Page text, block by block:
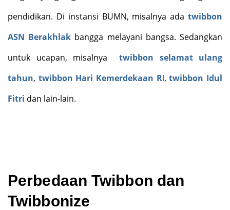
pendidikan. Di instansi BUMN, misalnya ada twibbon
ASN Berakhlak bangga melayani bangsa. Sedangkan
untuk ucapan, misalnya
twibbon selamat ulang
tahun, twibbon Hari Kemerdekaan RI,twibbon Idul
Fitri dan lain-lain.
Perbedaan Twibbon dan
Twibbonize